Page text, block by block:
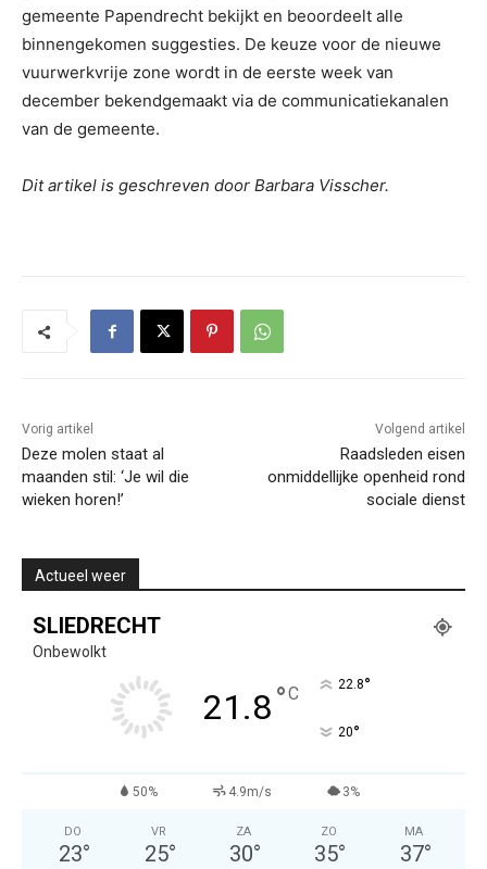
gemeente Papendrecht bekijkt en beoordeelt alle
binnengekomen suggesties. De keuze voor de nieuwe
vuurwerkvrije zone wordt in de eerste week van
december bekendgemaakt via de communicatiekanalen
van de gemeente.
Dit artikel is geschreven door Barbara Visscher.
Vorig artikel
Deze molen staat al
maanden stil: ‘Je wil die
wieken horen!’
Volgend artikel
Raadsleden eisen
onmiddellijke openheid rond
sociale dienst
Actueel weer
SLIEDRECHT
Onbewolkt
21.8°C 22.8°
20°
50% 4.9m/s 3%
DO
23°
VR
25°
ZA
30°
ZO
35°
MA
37°